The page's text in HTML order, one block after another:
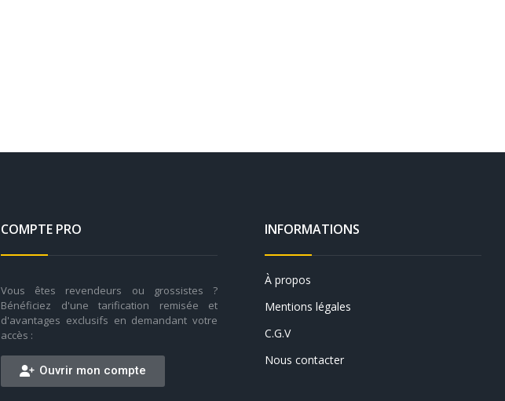
COMPTE PRO
Vous êtes revendeurs ou grossistes ?
Bénéficiez d'une tarification remisée et
d'avantages exclusifs en demandant votre
accès :
Ouvrir mon compte
INFORMATIONS
À propos
Mentions légales
C.G.V
Nous contacter